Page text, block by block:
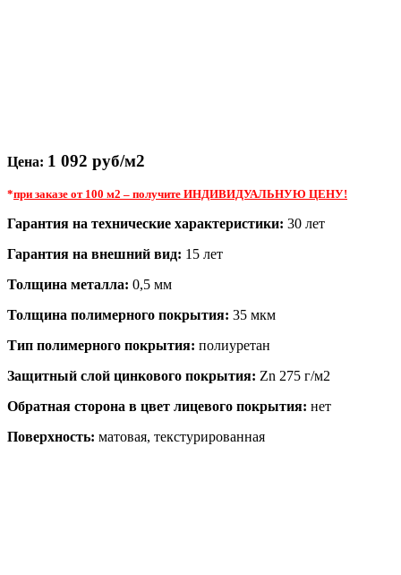
Цена: 1 092 руб/м2
*при заказе от 100 м2 – получите ИНДИВИДУАЛЬНУЮ ЦЕНУ!
Гарантия на технические характеристики: 30 лет
Гарантия на внешний вид: 15 лет
Толщина металла: 0,5 мм
Толщина полимерного покрытия: 35 мкм
Тип полимерного покрытия: полиуретан
Защитный слой цинкового покрытия: Zn 275 г/м2
Обратная сторона в цвет лицевого покрытия: нет
Поверхность: матовая, текстурированная